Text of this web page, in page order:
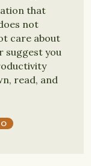
that
not
care about
suggest you
read, and